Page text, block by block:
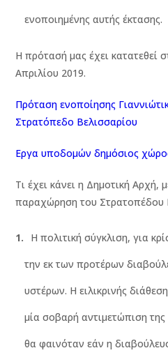
ενοποιημένης αυτής έκτασης.
Η πρότασή μας έχει κατατεθεί
Απριλίου 2019.
Πρόταση ενοποίησης
Στρατόπεδο Βελισσαρίου
Εργα υποδομών δημόσιος
Τι έχει κάνει η Δημοτική Αρχή,
παραχώρηση του Στρατοπέδου
H πολιτική σύγκλιση, για
την εκ των προτέρων
υστέρων. Η ειλικρινής
μία σοβαρή αντιμετώπιση
θα φαινόταν εάν η